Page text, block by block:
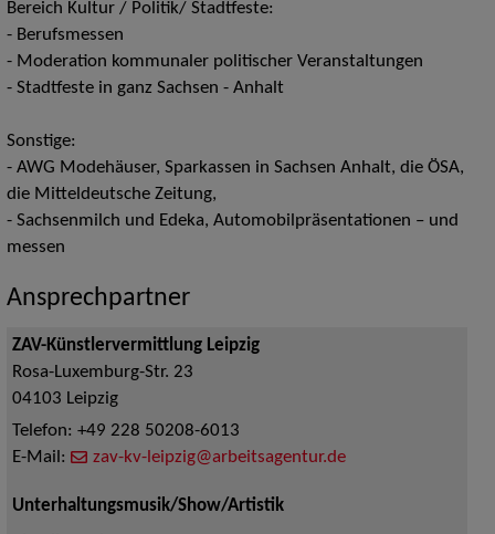
Bereich Kultur / Politik/ Stadtfeste:
- Berufsmessen
- Moderation kommunaler politischer Veranstaltungen
- Stadtfeste in ganz Sachsen - Anhalt
Sonstige:
- AWG Modehäuser, Sparkassen in Sachsen Anhalt, die ÖSA,
die Mitteldeutsche Zeitung,
- Sachsenmilch und Edeka, Automobilpräsentationen – und
messen
Ansprechpartner
ZAV-Künstlervermittlung Leipzig
Rosa-Luxemburg-Str. 23
04103 Leipzig
Telefon: +49 228 50208-6013
E-Mail:
zav-kv-leipzig@arbeitsagentur.de
Unterhaltungsmusik/Show/Artistik